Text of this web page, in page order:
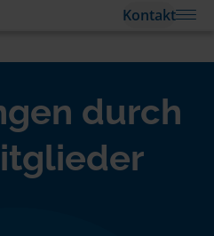
Kontakt
durch